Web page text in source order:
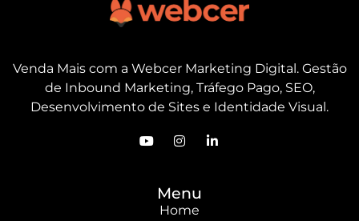
Venda Mais com a Webcer Marketing Digital. Gestão
de Inbound Marketing, Tráfego Pago, SEO,
Desenvolvimento de Sites e Identidade Visual.
Menu
Home